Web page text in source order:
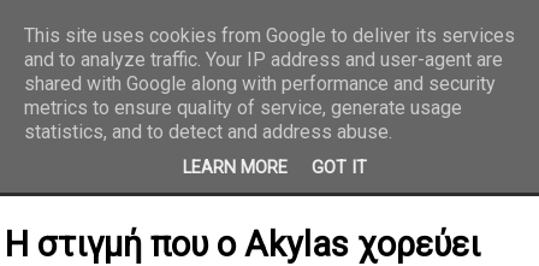
REPORTAZ NET
Η στιγμή που ο Akylas χορεύει
This site uses cookies from Google to deliver its services
and to analyze traffic. Your IP address and user-agent are
shared with Google along with performance and security
metrics to ensure quality of service, generate usage
statistics, and to detect and address abuse.
LEARN MORE GOT IT